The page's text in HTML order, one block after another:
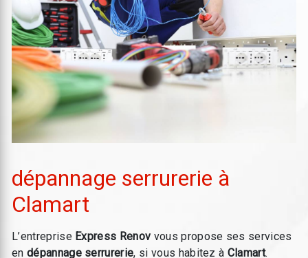
dépannage serrurerie à
Clamart
L’entreprise Express Renov vous propose ses services
en dépannage serrurerie, si vous habitez à Clamart.